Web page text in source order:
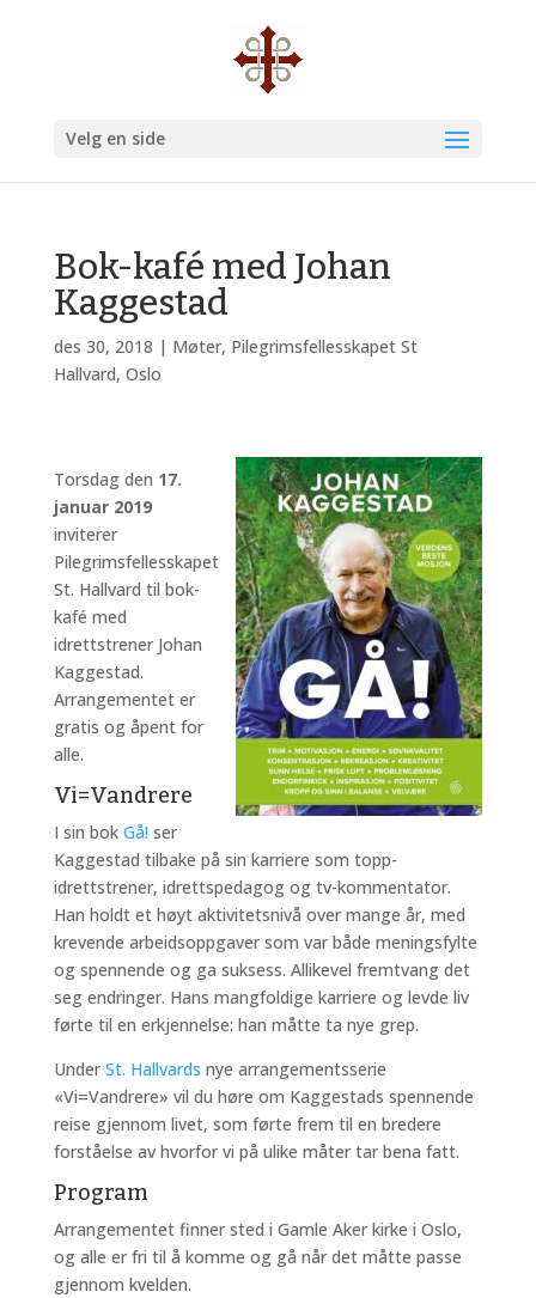
Velg en side
Bok-kafé med Johan
Kaggestad
des 30, 2018 | Møter, Pilegrimsfellesskapet St
Hallvard, Oslo
Torsdag den 17.
januar 2019
inviterer
Pilegrimsfellesskapet
St. Hallvard til bok-
kafé med
idrettstrener Johan
Kaggestad.
Arrangementet er
gratis og åpent for
alle.
Vi=Vandrere
I sin bok Gå! ser
Kaggestad tilbake på sin karriere som topp-
idrettstrener, idrettspedagog og tv-kommentator.
Han holdt et høyt aktivitetsnivå over mange år, med
krevende arbeidsoppgaver som var både meningsfylte
og spennende og ga suksess. Allikevel fremtvang det
seg endringer. Hans mangfoldige karriere og levde liv
førte til en erkjennelse: han måtte ta nye grep.
Under St. Hallvards nye arrangementsserie
«Vi=Vandrere» vil du høre om Kaggestads spennende
reise gjennom livet, som førte frem til en bredere
forståelse av hvorfor vi på ulike måter tar bena fatt.
Program
Arrangementet finner sted i Gamle Aker kirke i Oslo,
og alle er fri til å komme og gå når det måtte passe
gjennom kvelden.